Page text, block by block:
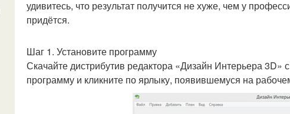
удивитесь, что результат получится не хуже, чем у
придётся.
Шаг 1. Установите программу
Скачайте дистрибутив редактора «Дизайн Интерьера 3D»
программу и кликните по ярлыку, появившемуся на